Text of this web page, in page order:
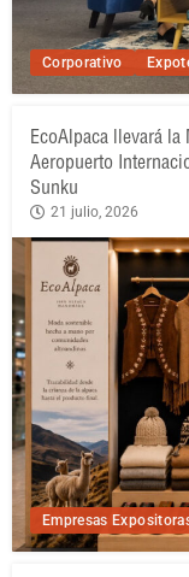
Corporativo
Empresas
EcoAlpaca llevará
Aeropuerto
Sunku
21 julio, 2026